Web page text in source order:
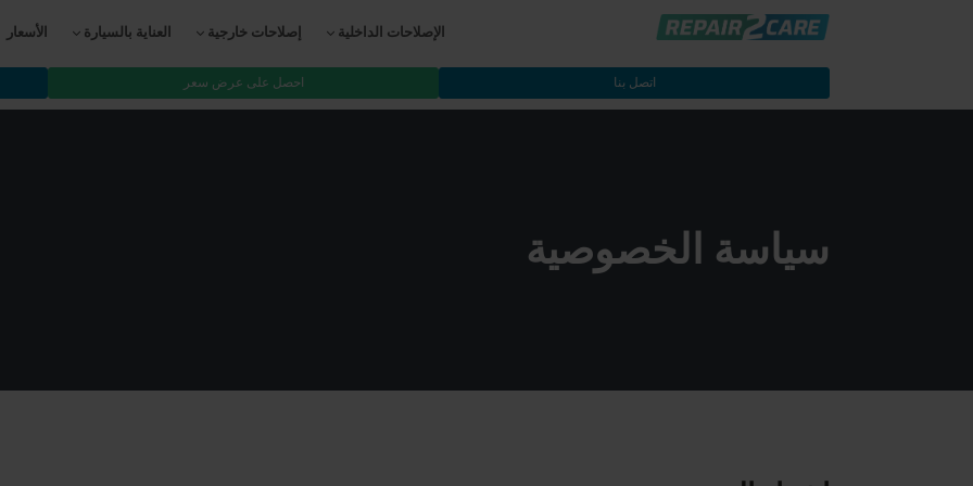
الإصلاحات الداخلية إصلاحات خارجية العناية بالسيارة الأسعار
اتصل بنا احصل على عرض سعر
سياسة الخصوصية